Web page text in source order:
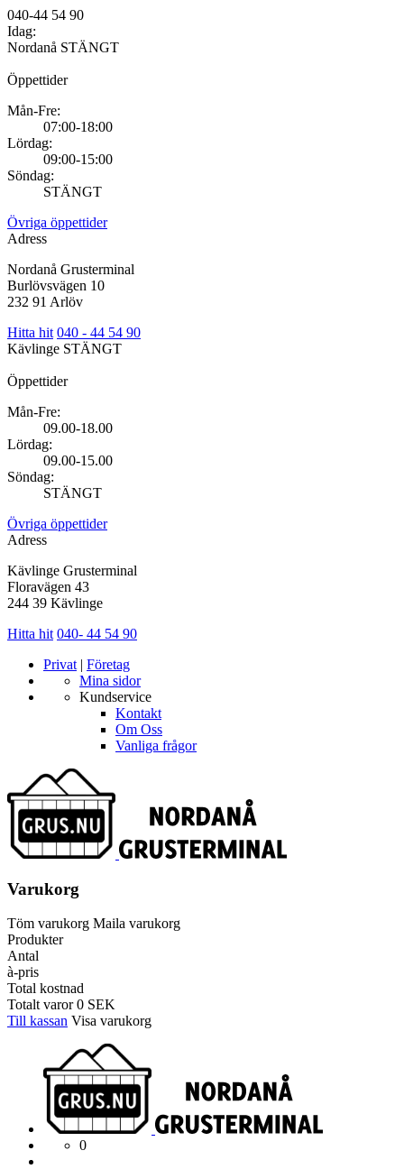
040-44 54 90
Idag:
Nordanå STÄNGT
Öppettider
Mån-Fre:
07:00-18:00
Lördag:
09:00-15:00
Söndag:
STÄNGT
Övriga öppettider
Adress
Nordanå Grusterminal
Burlövsvägen 10
232 91 Arlöv
Hitta hit 040 - 44 54 90
Kävlinge STÄNGT
Öppettider
Mån-Fre:
09.00-18.00
Lördag:
09.00-15.00
Söndag:
STÄNGT
Övriga öppettider
Adress
Kävlinge Grusterminal
Floravägen 43
244 39 Kävlinge
Hitta hit 040- 44 54 90
Privat | Företag
Mina sidor
Kundservice
Kontakt
Om Oss
Vanliga frågor
Varukorg
Töm varukorg Maila varukorg
Produkter
Antal
à-pris
Total kostnad
Totalt varor0 SEK
Till kassan Visa varukorg
0